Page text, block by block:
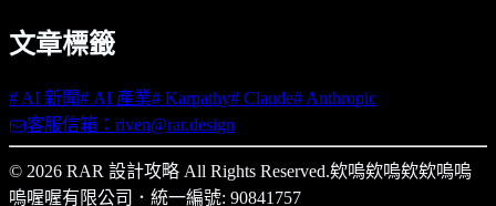
文章標籤
# AI 新聞# AI 產業# Karpathy# Claude# Anthropic
客服信箱：riven@rar.design
© 2026 RAR 設計攻略 All Rights Reserved.欸嗚欸嗚欸欸嗚嗚
嗚喔喔有限公司 ． 統一編號: 90841757